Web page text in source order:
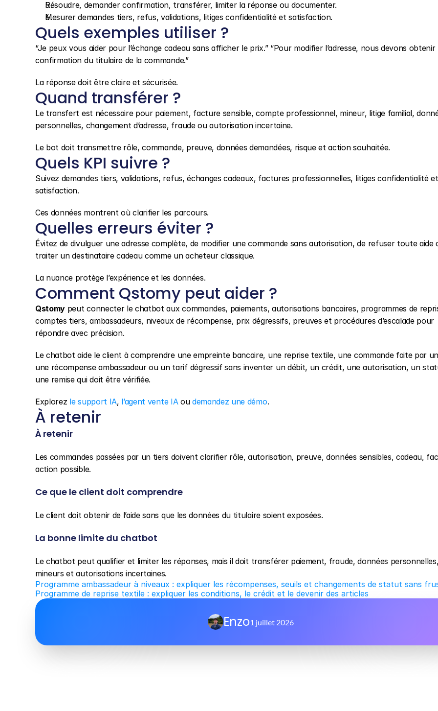
Résoudre, demander confirmation, transférer, limiter la réponse ou documenter.
Mesurer demandes tiers, refus, validations, litiges confidentialité et satisfaction.
Quels exemples utiliser ?
“Je peux vous aider pour l’échange cadeau sans afficher le prix.” “Pour modifier l’adresse, nous devons obtenir
confirmation du titulaire de la commande.”
La réponse doit être claire et sécurisée.
Quand transférer ?
Le transfert est nécessaire pour paiement, facture sensible, compte professionnel, mineur, litige familial,
personnelles, changement d’adresse, fraude ou autorisation incertaine.
Le bot doit transmettre rôle, commande, preuve, données demandées, risque et action souhaitée.
Quels KPI suivre ?
Suivez demandes tiers, validations, refus, échanges cadeaux, factures professionnelles, litiges confidentialité et
satisfaction.
Ces données montrent où clarifier les parcours.
Quelles erreurs éviter ?
Évitez de divulguer une adresse complète, de modifier une commande sans autorisation, de refuser toute aide
traiter un destinataire cadeau comme un acheteur classique.
La nuance protège l’expérience et les données.
Comment Qstomy peut aider ?
Qstomy peut connecter le chatbot aux commandes, paiements, autorisations bancaires, programmes de
comptes tiers, ambassadeurs, niveaux de récompense, prix dégressifs, preuves et procédures d’escalade pour
répondre avec précision.
Le chatbot aide le client à comprendre une empreinte bancaire, une reprise textile, une commande faite par
une récompense ambassadeur ou un tarif dégressif sans inventer un débit, un crédit, une autorisation, un
une remise qui doit être vérifiée.
Explorez le support IA, l’agent vente IA ou demandez une démo.
À retenir
À retenir
Les commandes passées par un tiers doivent clarifier rôle, autorisation, preuve, données sensibles, cadeau,
action possible.
Ce que le client doit comprendre
Le client doit obtenir de l’aide sans que les données du titulaire soient exposées.
La bonne limite du chatbot
Le chatbot peut qualifier et limiter les réponses, mais il doit transférer paiement, fraude, données personnelles,
mineurs et autorisations incertaines.
Programme ambassadeur à niveaux : expliquer les récompenses, seuils et changements de statut sans
Programme de reprise textile : expliquer les conditions, le crédit et le devenir des articles
Enzo1 juillet 2026